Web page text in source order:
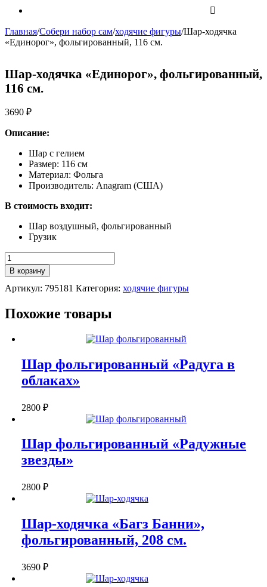
Главная/Собери набор сам/ходячие фигуры/Шар-ходячка
«Единорог», фольгированный, 116 см.
Шар-ходячка «Единорог», фольгированный,
116 см.
3690 ₽
Описание:
Шар с гелием
Размер: 116 см
Материал: Фольга
Производитель: Anagram (США)
В стоимость входит:
Шар воздушный, фольгированный
Грузик
Количество
Шар-
ходячка
"Единорог",
116
см.
В корзину
Артикул: 795181 Категория: ходячие фигуры
Похожие товары
Шар фольгированный «Радуга в
облаках»
2800 ₽
Шар фольгированный «Радужные
звезды»
2800 ₽
Шар-ходячка «Багз Банни»,
фольгированный, 208 см.
3690 ₽